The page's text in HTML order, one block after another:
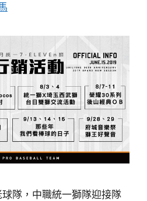
隊，中職統一獅隊迎接隊